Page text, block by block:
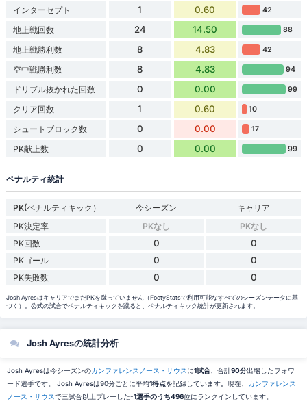
インターセプト 1 0.60 42
地上戦回数 24 14.50 88
地上戦勝利数 8 4.83 42
空中戦勝利数 8 4.83 94
ドリブル抜かれた回数 0 0.00 99
クリア回数 1 0.60 10
シュートブロック数 0 0.00 17
PK献上数 0 0.00 99
ペナルティ統計
PK(ペナルティキック） 今シーズン
キャリア
PK決定率
PKなし
PKなし
PK回数
0 0
PKゴール 0 0
PK失敗数 0 0
Josh AyresはキャリアでまだPKを蹴っていません（FootyStatsで利用可能なすべてのシーズンデータに基
づく）。公式の試合でペナルティキックを蹴ると、ペナルティキック統計が更新されます。
Josh Ayresの統計分析
Josh Ayresは今シーズンのカンファレンスノース・サウスに1試合、合計90分出場したフォワ
ード選手です。 Josh Ayresは90分ごとに平均1得点を記録しています。現在、 カンファレンス
ノース・サウスで三試合以上プレーした-1選手のうち496位にランクインしています。